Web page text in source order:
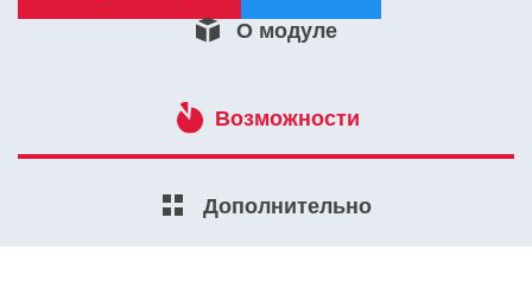
Забыли свой пароль?
или войдите с помощью
О модуле
Возможности
Дополнительно